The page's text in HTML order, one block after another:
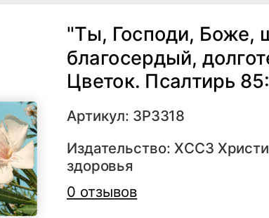
"Ты, Господи, Боже,
благосердый,
Цветок. Псалтирь
Артикул: ЗР3318
Издательство: ХССЗ
здоровья
0 отзывов